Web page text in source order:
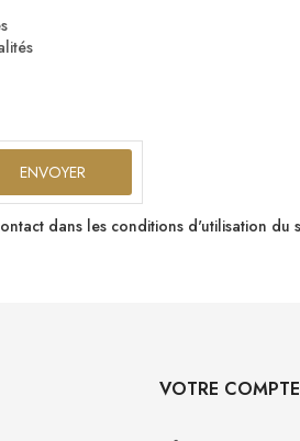
dans les conditions d'utilisation du
VOTRE COMPTE